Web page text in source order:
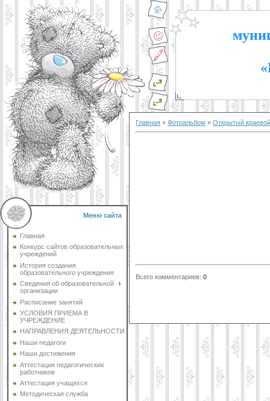
Меню сайта
Главная
Конкурс сайтов образовательных
учреждений
История создания
образовательного учреждения
Сведения об образовательной
организации
Расписание занятий
УСЛОВИЯ ПРИЕМА В
УЧРЕЖДЕНИЕ
НАПРАВЛЕНИЯ ДЕЯТЕЛЬНОСТИ
Наши педагоги
Наши достижения
Аттестация педагогических
работников
Аттестация учащихся
Методическая служба
Главная » Фотоальбом » Открытый
Всего комментариев: 0